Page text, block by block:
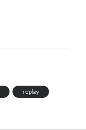
replay